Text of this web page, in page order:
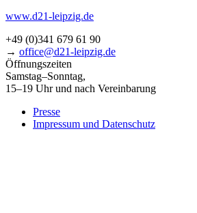
www.d21-leipzig.de
+49 (0)341 679 61 90
→ office@d21-leipzig.de
Öffnungszeiten
Samstag–Sonntag,
15–19 Uhr und nach Vereinbarung
Presse
Impressum und Datenschutz